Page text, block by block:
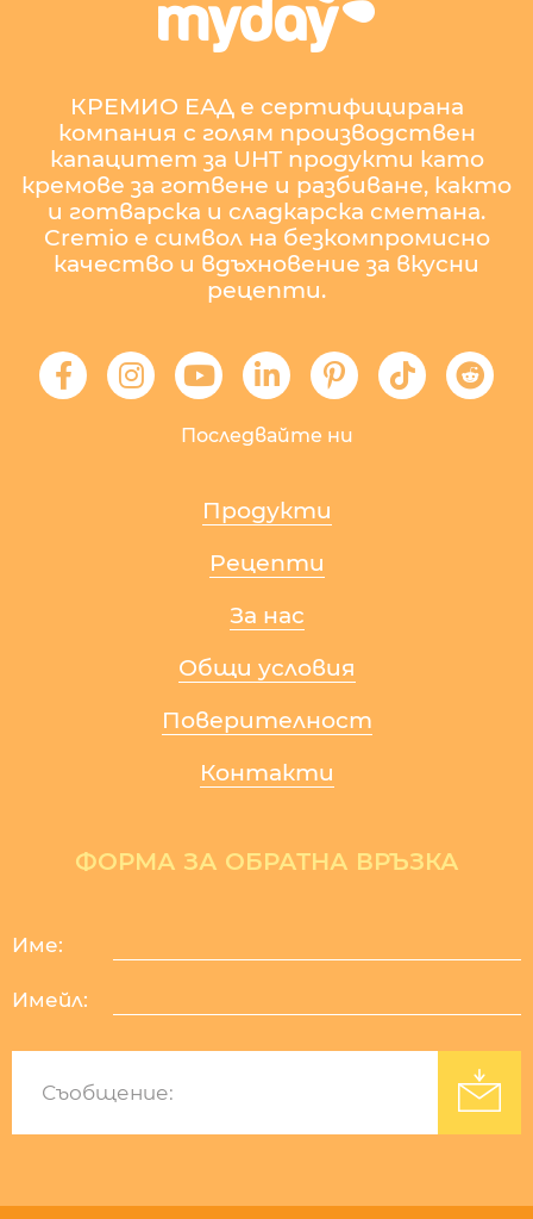
КРЕМИО ЕАД е сертифицирана
компания с голям производствен
капацитет за UHT продукти като
кремове за готвене и разбиване, както
и готварска и сладкарска сметана.
Cremio е символ на безкомпромисно
качество и вдъхновение за вкусни
рецепти.
Последвайте ни
Продукти
Рецепти
За нас
Общи условия
Поверителност
Контакти
ФОРМА ЗА ОБРАТНА ВРЪЗКА
Име:
Имейл:
Изработка на уеб сайт